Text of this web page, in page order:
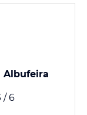
Albufeira
/ 6